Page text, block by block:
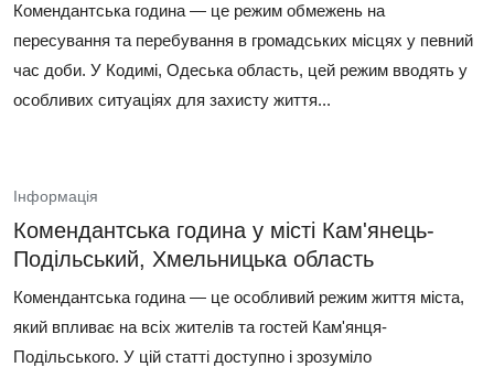
Комендантська година — це режим обмежень на
пересування та перебування в громадських місцях у певний
час доби. У Кодимі, Одеська область, цей режим вводять у
особливих ситуаціях для захисту життя...
Інформація
Комендантська година у місті Кам'янець-
Подільський, Хмельницька область
Комендантська година — це особливий режим життя міста,
який впливає на всіх жителів та гостей Кам'янця-
Подільського. У цій статті доступно і зрозуміло